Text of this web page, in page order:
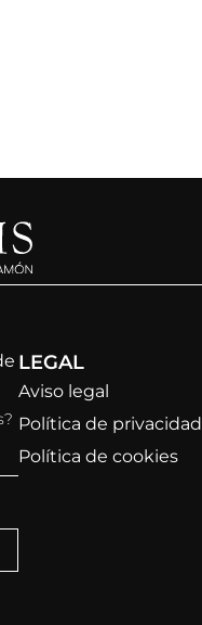
LEGAL
Aviso legal
Política de privacidad
Política de cookies